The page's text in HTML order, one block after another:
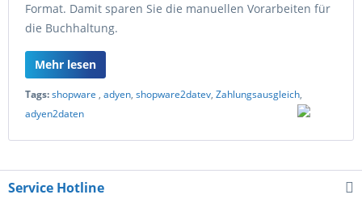
Format. Damit sparen Sie die manuellen Vorarbeiten für
die Buchhaltung.
Mehr lesen
Tags:shopware , adyen, shopware2datev, Zahlungsausgleich,
adyen2daten
Service Hotline